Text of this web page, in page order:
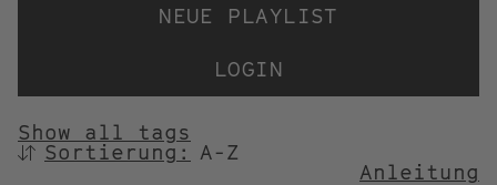
NEUE PLAYLIST
LOGIN
Show all tags
SORTIEREN
Sortierung:
Anleitung